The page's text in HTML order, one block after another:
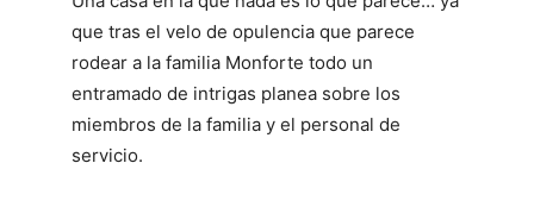
que tras el velo de opulencia que parece
rodear a la familia Monforte todo un
entramado de intrigas planea sobre los
miembros de la familia y el personal de
servicio.